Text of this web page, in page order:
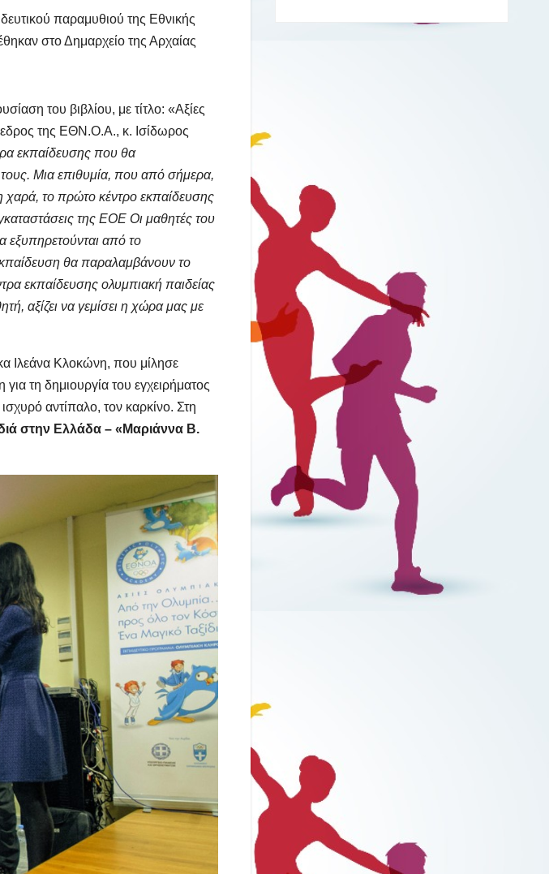
παραμυθιού της Εθνικής
στο Δημαρχείο της Αρχαίας
του βιβλίου, με τίτλο: «Αξίες
της ΕΘΝ.Ο.Α., κ. Ισίδωρος
εκπαίδευσης που θα
Μια επιθυμία, που από σήμερα,
χαρά, το πρώτο κέντρο εκπαίδευσης
της EOE Οι μαθητές του
εξυπηρετούνται από το
θα παραλαμβάνουν το
εκπαίδευσης ολυμπιακή παιδείας
αξίζει να γεμίσει η χώρα μας με
Ιλεάνα Κλοκώνη, που μίλησε
τη δημιουργία του εγχειρήματος
αντίπαλο, τον καρκίνο. Στη
στην Ελλάδα – «Μαριάννα Β.